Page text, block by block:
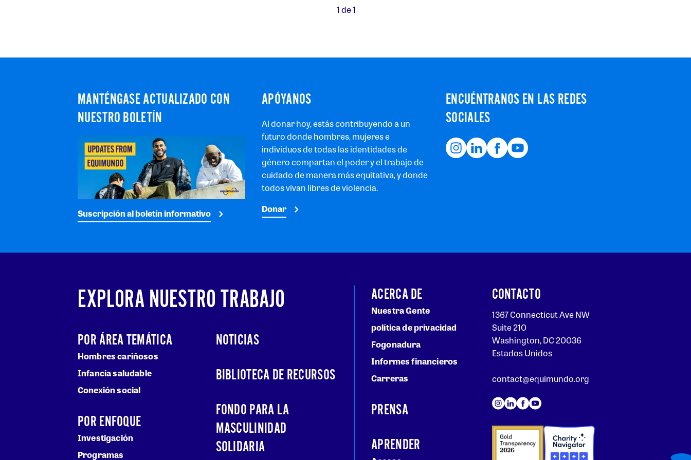
1 de 1
MANTÉNGASE ACTUALIZADO CON
NUESTRO BOLETÍN
Suscripción al boletín informativo
APÓYANOS
Al donar hoy, estás contribuyendo a un
futuro donde hombres, mujeres e
individuos de todas las identidades de
género compartan el poder y el trabajo de
cuidado de manera más equitativa, y donde
todos vivan libres de violencia.
Donar
ENCUÉNTRANOS EN LAS REDES
SOCIALES
EXPLORA NUESTRO TRABAJO
POR ÁREA TEMÁTICA
Hombres cariñosos
Infancia saludable
Conexión social
POR ENFOQUE
Investigación
Programas
NOTICIAS
BIBLIOTECA DE RECURSOS
FONDO PARA LA
MASCULINIDAD
SOLIDARIA
ACERCA DE
Nuestra Gente
política de privacidad
Fogonadura
Informes financieros
Carreras
PRENSA
APRENDER
CONTACTO
1367 Connecticut Ave NW
Suite 210
Washington, DC 20036
Estados Unidos
contact@equimundo.org